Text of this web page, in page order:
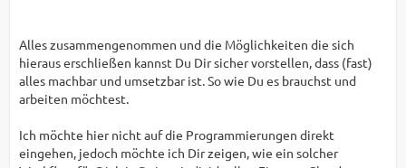
Alles zusammengenommen und die Möglichkeiten die sich
hieraus erschließen kannst Du Dir sicher vorstellen, dass (fast)
alles machbar und umsetzbar ist. So wie Du es brauchst und
arbeiten möchtest.
Ich möchte hier nicht auf die Programmierungen direkt
eingehen, jedoch möchte ich Dir zeigen, wie ein solcher